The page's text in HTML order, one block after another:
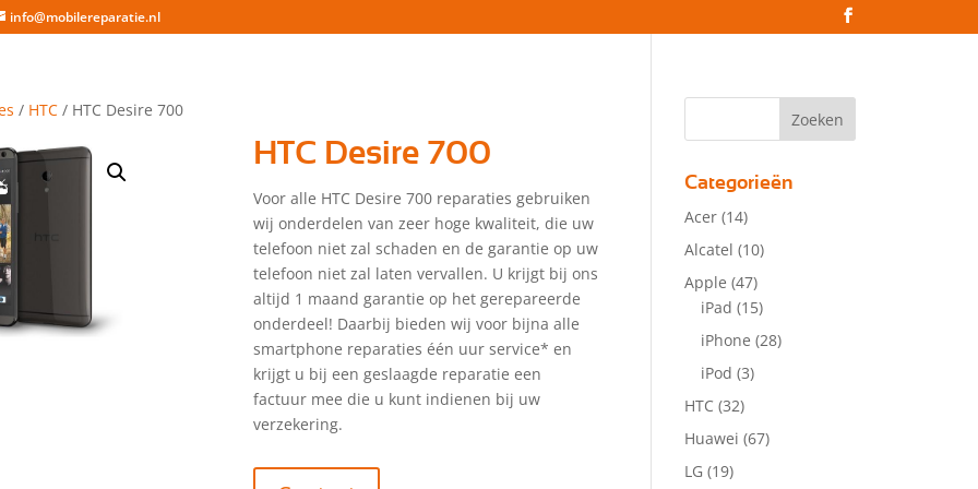
info@mobilereparatie.nl
/ HTC/ HTC Desire 700
HTC Desire 700
Voor alle HTC Desire 700 reparaties gebruiken
wij onderdelen van zeer hoge kwaliteit, die uw
telefoon niet zal schaden en de garantie op uw
telefoon niet zal laten vervallen. U krijgt bij ons
altijd 1 maand garantie op het gerepareerde
onderdeel! Daarbij bieden wij voor bijna alle
smartphone reparaties één uur service* en
krijgt u bij een geslaagde reparatie een
factuur mee die u kunt indienen bij uw
verzekering.
Categorieën
Acer (14)
Alcatel (10)
Apple (47)
iPad (15)
iPhone (28)
iPod (3)
HTC (32)
Huawei (67)
LG (19)